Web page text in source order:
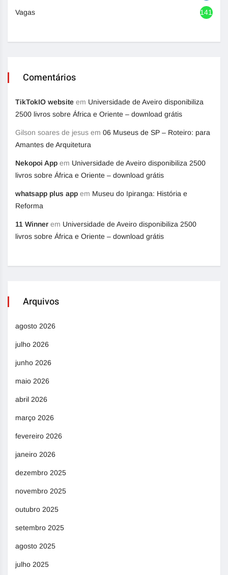
Vagas 1417
Comentários
TikTokIO website em Universidade de Aveiro disponibiliza
2500 livros sobre África e Oriente – download grátis
Gilson soares de jesus em 06 Museus de SP – Roteiro: para
Amantes de Arquitetura
Nekopoi App em Universidade de Aveiro disponibiliza 2500
livros sobre África e Oriente – download grátis
whatsapp plus app em Museu do Ipiranga: História e
Reforma
11 Winner em Universidade de Aveiro disponibiliza 2500
livros sobre África e Oriente – download grátis
Arquivos
agosto 2026
julho 2026
junho 2026
maio 2026
abril 2026
março 2026
fevereiro 2026
janeiro 2026
dezembro 2025
novembro 2025
outubro 2025
setembro 2025
agosto 2025
julho 2025